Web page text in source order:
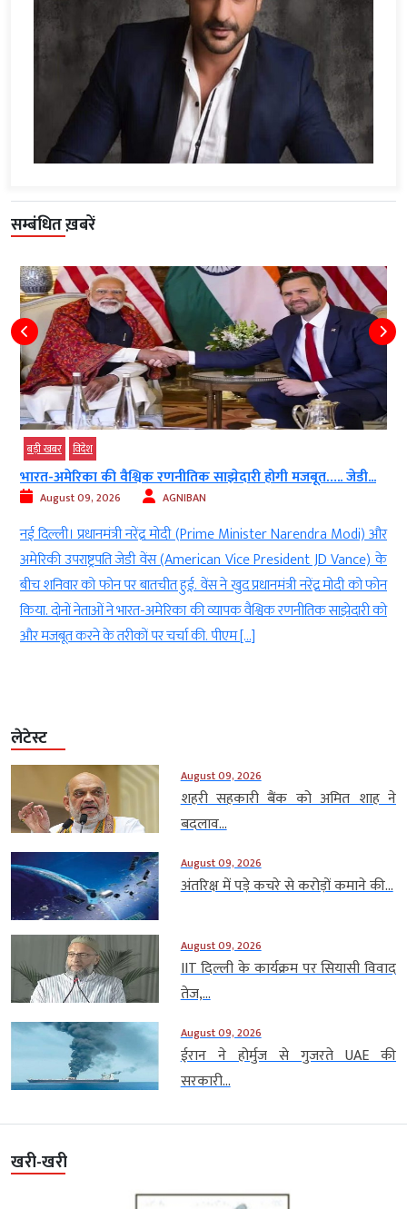
सम्बंधित ख़बरें
बड़ी खबर विदेश
भारत-अमेरिका की वैश्विक रणनीतिक साझेदारी होगी मजबूत….. जेडी...
August 09, 2026 AGNIBAN
नई दिल्ली। प्रधानमंत्री नरेंद्र मोदी (Prime Minister Narendra Modi) और
अमेरिकी उपराष्ट्रपति जेडी वेंस (American Vice President JD Vance) के
बीच शनिवार को फोन पर बातचीत हुई. वेंस ने खुद प्रधानमंत्री नरेंद्र मोदी को फोन
किया. दोनों नेताओं ने भारत-अमेरिका की व्यापक वैश्विक रणनीतिक साझेदारी को
और मजबूत करने के तरीकों पर चर्चा की. पीएम […]
लेटेस्ट
August 09, 2026
शहरी सहकारी बैंक को अमित शाह ने
बदलाव...
August 09, 2026
अंतरिक्ष में पड़े कचरे से करोड़ों कमाने की...
August 09, 2026
IIT दिल्ली के कार्यक्रम पर सियासी विवाद
तेज,...
August 09, 2026
ईरान ने होर्मुज से गुजरते UAE की
सरकारी...
खरी-खरी